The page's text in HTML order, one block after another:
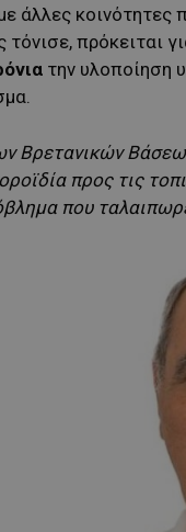
άλλες κοινότητες
πρόκειται
την υλοποίηση
Βρετανικών
προς τις
που